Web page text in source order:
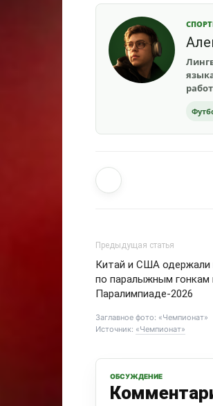
Предыдущая статья
Китай и США одержали
по паралыжным гонкам
Паралимпиаде-2026
Заглавное фото: «Чемпионат»
Источник: «Чемпионат»
ОБСУЖДЕНИЕ